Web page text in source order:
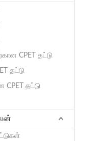
CPET தட்டு
தட்டு
CPET தட்டு